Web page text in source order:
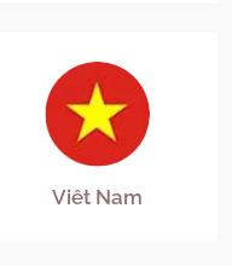
Viêt Nam